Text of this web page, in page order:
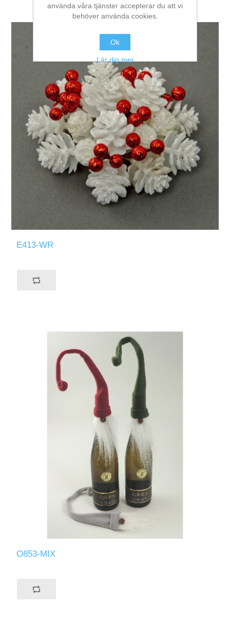
E413-WR
O853-MIX
använda våra tjänster accepterar du att vi
behöver använda cookies.
Ok
Lär dig mer